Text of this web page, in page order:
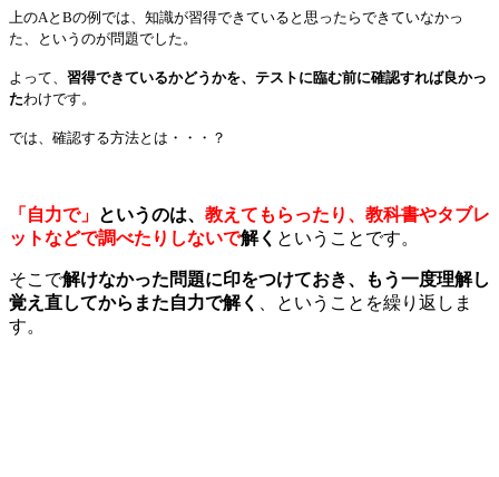
上のAとBの例では、知識が習得できていると思ったらできていなかっ
た、というのが問題でした。
よって、 習得できているかどうかを、テストに臨む前に確認すれば良かっ
たわけです。
では、確認する方法とは・・・？
「自力で」 というのは、 教えてもらったり、教科書やタブレ
ットなどで調べたりしないで解く ということです。
そこで解けなかった問題に印をつけておき、もう一度理解し
覚え直してからまた自力で解く
、ということを繰り返しま
す。